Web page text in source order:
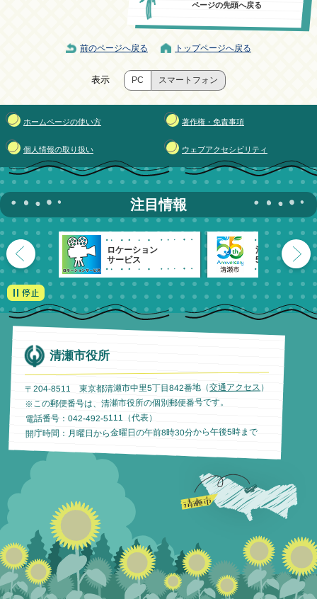
ページの先頭へ戻る
前のページへ戻る トップページへ戻る
表示 PC スマートフォン
ホームページの使い方 著作権・免責事項
個人情報の取り扱い ウェブアクセシビリティ
注目情報
ロケーション
サービス
清瀬市
55周年記念
清瀬市役所
〒204-8511 東京都清瀬市中里5丁目842番地（交通アクセス ）
※この郵便番号は、清瀬市役所の個別郵便番号です。
電話番号：042-492-5111（代表）
開庁時間：月曜日から金曜日の午前8時30分から午後5時まで